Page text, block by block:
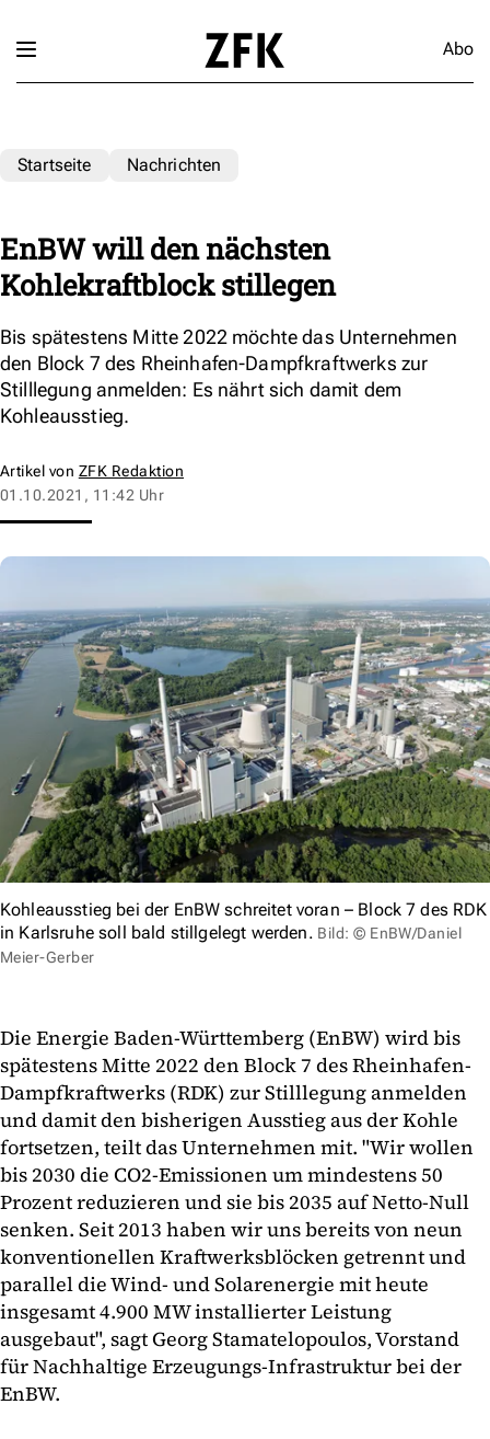
Abo
Startseite Nachrichten
EnBW will den nächsten
Kohlekraftblock stillegen
Bis spätestens Mitte 2022 möchte das Unternehmen
den Block 7 des Rheinhafen-Dampfkraftwerks zur
Stilllegung anmelden: Es nährt sich damit dem
Kohleausstieg.
Artikel von ZFK Redaktion
01.10.2021, 11:42 Uhr
Kohleausstieg bei der EnBW schreitet voran – Block 7 des RDK
in Karlsruhe soll bald stillgelegt werden. Bild: © EnBW/Daniel
Meier-Gerber
Die Energie Baden-Württemberg (EnBW) wird bis
spätestens Mitte 2022 den Block 7 des Rheinhafen-
Dampfkraftwerks (RDK) zur Stilllegung anmelden
und damit den bisherigen Ausstieg aus der Kohle
fortsetzen, teilt das Unternehmen mit. "Wir wollen
bis 2030 die CO2-Emissionen um mindestens 50
Prozent reduzieren und sie bis 2035 auf Netto-Null
senken. Seit 2013 haben wir uns bereits von neun
konventionellen Kraftwerksblöcken getrennt und
parallel die Wind- und Solarenergie mit heute
insgesamt 4.900 MW installierter Leistung
ausgebaut", sagt Georg Stamatelopoulos, Vorstand
für Nachhaltige Erzeugungs-Infrastruktur bei der
EnBW.